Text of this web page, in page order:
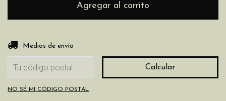
Entregas para el CP:
Medios de envío
Calcular
NO SÉ MI CÓDIGO POSTAL